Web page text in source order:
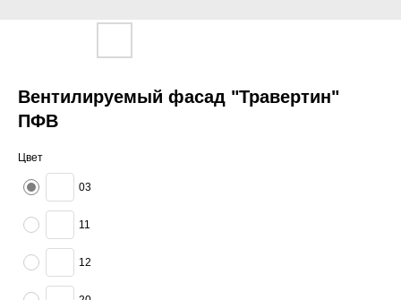
Вентилируемый фасад "Травертин"
ПФВ
Цвет
03
11
12